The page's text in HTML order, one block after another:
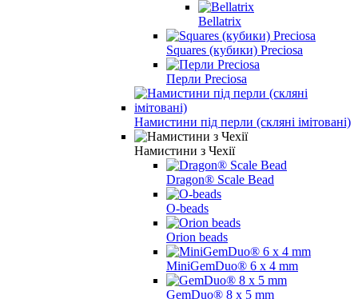
Bellatrix
Squares (кубики) Preciosa
Перли Preciosa
Намистини під перли (скляні імітовані)
Намистини з Чехії
Dragon® Scale Bead
O-beads
Orion beads
MiniGemDuo® 6 x 4 mm
GemDuo® 8 x 5 mm